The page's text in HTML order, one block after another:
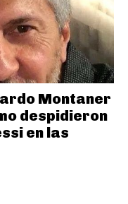
Montaner
despidieron
en las